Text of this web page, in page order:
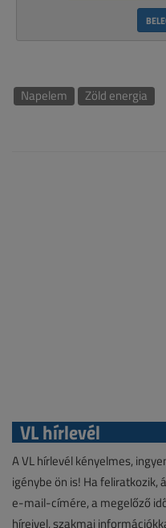
Napelem Zöld energia
VL hírlevél
A VL hírlevél kényelmes,
igénybe ön is! Ha feliratkozik,
e-mail-címére, a megelőző
híreivel, szakmai